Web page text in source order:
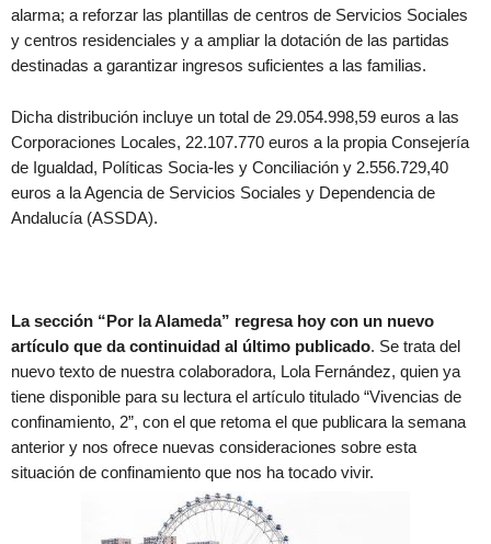
alarma; a reforzar las plantillas de centros de Servicios Sociales
y centros residenciales y a ampliar la dotación de las partidas
destinadas a garantizar ingresos suficientes a las familias.
Dicha distribución incluye un total de 29.054.998,59 euros a las
Corporaciones Locales, 22.107.770 euros a la propia Consejería
de Igualdad, Políticas Socia-les y Conciliación y 2.556.729,40
euros a la Agencia de Servicios Sociales y Dependencia de
Andalucía (ASSDA).
La sección “Por la Alameda” regresa hoy con un nuevo
artículo que da continuidad al último publicado. Se trata del
nuevo texto de nuestra colaboradora, Lola Fernández, quien ya
tiene disponible para su lectura el artículo titulado “Vivencias de
confinamiento, 2”, con el que retoma el que publicara la semana
anterior y nos ofrece nuevas consideraciones sobre esta
situación de confinamiento que nos ha tocado vivir.